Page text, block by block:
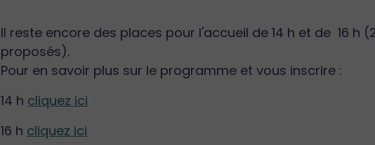
Il reste encore des places pour l'accueil de 14 h et de 16 h
proposés).
Pour en savoir plus sur le programme et vous inscrire :
14 h cliquez ici
16 h cliquez ici